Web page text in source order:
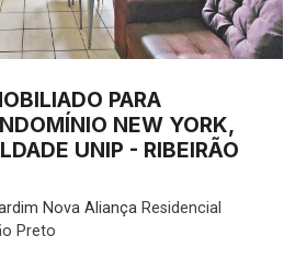
PARA
NEW YORK,
UNIP - RIBEIRÃO
Nova Aliança Residencial
Preto